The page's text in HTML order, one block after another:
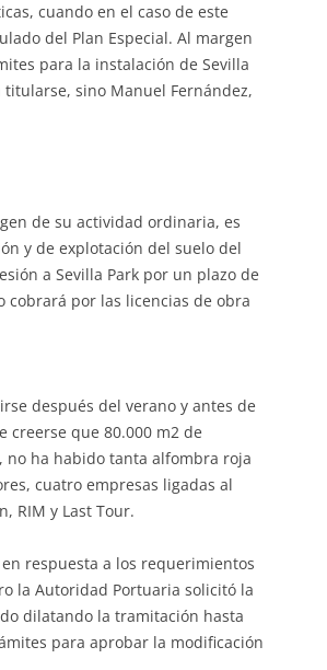
cuando en el caso de este
del Plan Especial. Al margen
para la instalación de Sevilla
sino Manuel Fernández,
de su actividad ordinaria, es
y de explotación del suelo del
a Sevilla Park por un plazo de
cobrará por las licencias de obra
después del verano y antes de
creerse que 80.000 m2 de
no ha habido tanta alfombra roja
cuatro empresas ligadas al
RIM y Last Tour.
respuesta a los requerimientos
la Autoridad Portuaria solicitó la
dilatando la tramitación hasta
para aprobar la modificación